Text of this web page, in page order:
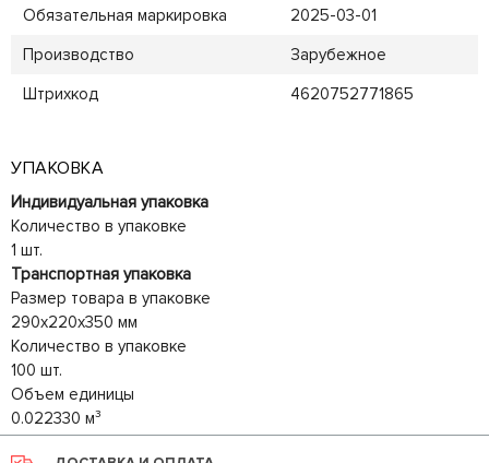
Обязательная маркировка
2025-03-01
Производство
Зарубежное
Штрихкод
4620752771865
УПАКОВКА
Индивидуальная упаковка
Количество в упаковке
1 шт.
Транспортная упаковка
Размер товара в упаковке
290x220x350 мм
Количество в упаковке
100 шт.
Объем единицы
0.022330 м³